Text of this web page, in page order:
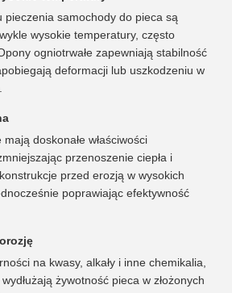
pieczenia samochody do pieca są
wysokie temperatury, często
ogniotrwałe zapewniają stabilność
deformacji lub uszkodzeniu w
mają doskonałe właściwości
przenoszenie ciepła i
przed erozją w wysokich
poprawiając efektywność
na kwasy, alkały i inne chemikalia,
wydłużają żywotność pieca w złożonych